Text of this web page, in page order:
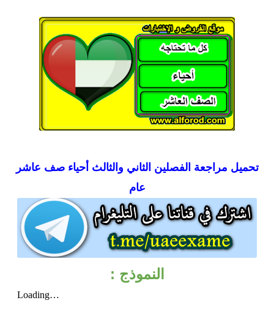
تحميل مراجعة الفصلين الثاني والثالث أحياء صف عاشر
عام
النموذج :